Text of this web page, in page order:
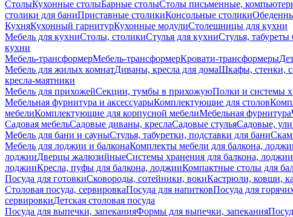
СтолыКухонные столыБарные столыСтолы письменные,
столики для баниПриставные столикиКонсольные столики
КухняКухонный гарнитурКухонные модулиСтолешницы для кухни
Мебель для кухниСтолы, столикиСтулья для кухниСтулья, табуреты
кухни
Мебель-трансформерМебель-трансформерКровати-трансформеры
Мебель для жилых комнатДиваны, кресла для домаШкафы, стенки,
кресла-маятники
Мебель для прихожейСекции, тумбы в прихожуюПолки и системы
Мебельная фурнитура и аксессуарыКомплектующие для столов
мебелиКомплектующие для корпусной мебелиМебельная фурнитура
Садовая мебельСадовые диваны, креслаСадовые стульяСадовые,
Мебель для бани и сауныСтулья, табуретки, подставки для бани
Мебель для лоджии и балконаКомплекты мебели для балкона,
лоджииДверцы жалюзийныеСистемы хранения для балкона, лоджии
лоджииКресла, пуфы для балкона, лоджииКомпактные столы для
Посуда для готовкиСковороды, сотейники, вокиКастрюли, ковши,
Столовая посуда, сервировкаПосуда для напитковПосуда для
сервировкиДетская столовая посуда
Посуда для выпечки, запеканияФормы для выпечки, запекания